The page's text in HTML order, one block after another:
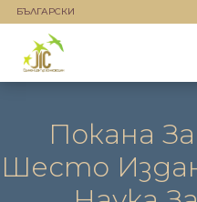
БЪЛГАРСКИ
Покана
Шесто